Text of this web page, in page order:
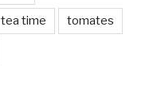
tea time tomates